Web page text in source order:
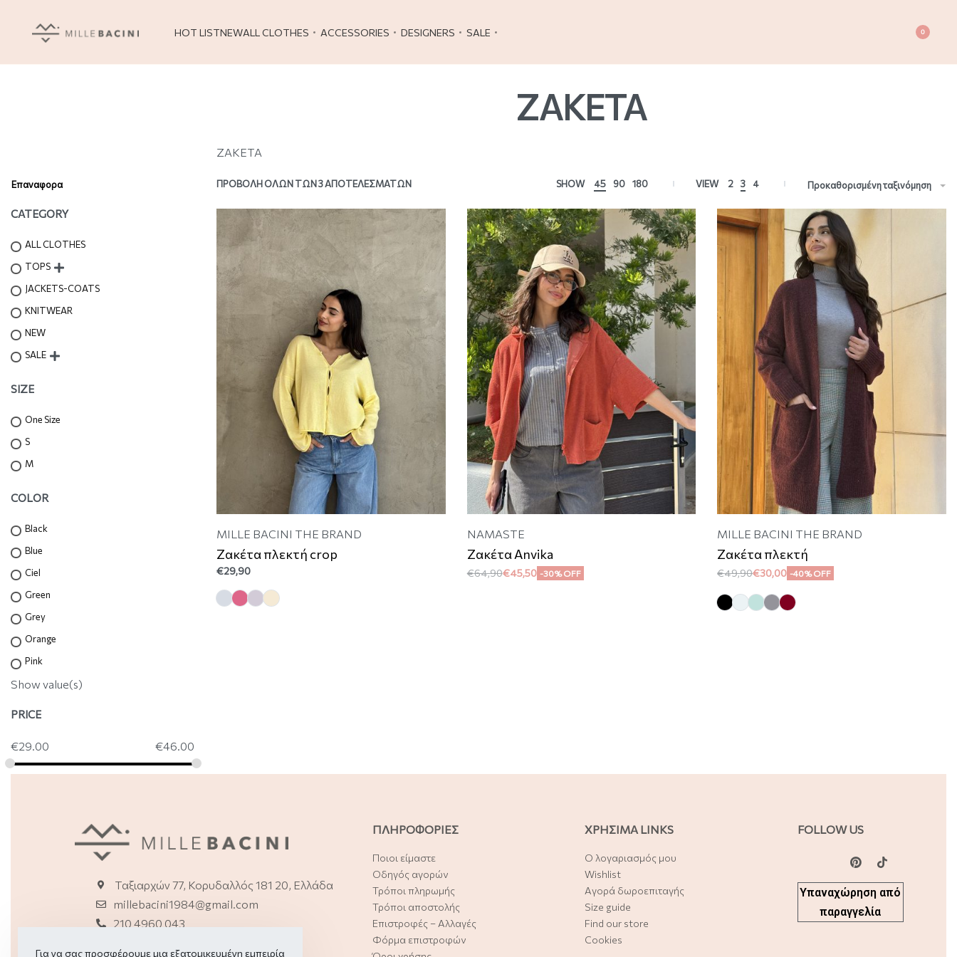
HOT LISTNEWALL CLOTHES ACCESSORIES DESIGNERS SALE 0
Επαναφορα
CATEGORY
ALL CLOTHES
TOPS
JACKETS-COATS
KNITWEAR
NEW
SALE
SIZE
One Size
S
M
COLOR
Black
Blue
Ciel
Green
Grey
Orange
Pink
Show value(s)
PRICE
€29.00 €46.00
ΖΑΚΕΤΑ
ΖΑΚΕΤΑ
ΠΡΟΒΟΛΉ ΌΛΩΝ ΤΩΝ 3 ΑΠΟΤΕΛΕΣΜΆΤΩΝ SHOW 45 90 180 VIEW 2 3 4 Προκαθορισμένη ταξινόμηση
MILLE BACINI THE BRAND
Ζακέτα πλεκτή crop
€29,90
NAMASTE
Ζακέτα Anvika
€64,90€45,50 -30% OFF
MILLE BACINI THE BRAND
Ζακέτα πλεκτή
€49,90€30,00 -40% OFF
Ταξιαρχών 77, Κορυδαλλός 181 20, Ελλάδα
millebacini1984@gmail.com
210 4960 043
ΠΛΗΡΟΦΟΡΙΕΣ
Ποιοι είμαστε
Οδηγός αγορών
Τρόποι πληρωμής
Τρόποι αποστολής
Επιστροφές – Αλλαγές
Φόρμα επιστροφών
ΧΡΗΣΙΜΑ LINKS
Ο λογαριασμός μου
Wishlist
Αγορά δωροεπιταγής
Size guide
Find our store
Cookies
FOLLOW US
Υπαναχώρηση από
παραγγελία
Για να σας προσφέρουμε μια εξατομικευμένη εμπειρία